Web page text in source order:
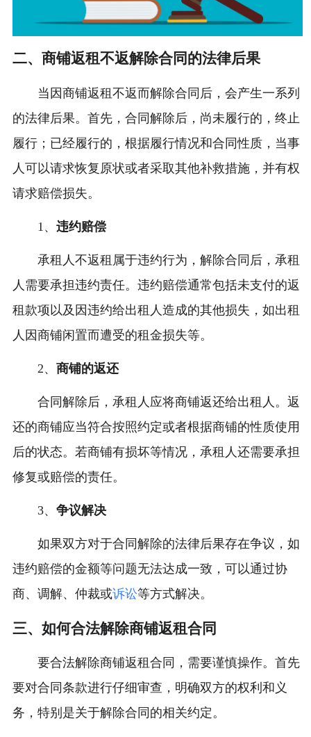
二、商铺返租不返解除合同的法律后果
当因商铺返租不返而解除合同后，会产生一系列
的法律后果。首先，合同解除后，尚未履行的，终止
履行；已经履行的，根据履行情况和合同性质，当事
人可以请求恢复原状或者采取其他补救措施，并有权
请求赔偿损失。
1、 违约赔偿
承租人不返租属于违约行为，解除合同后，承租
人需要承担违约责任。违约赔偿通常包括未支付的返
租款项以及因违约给出租人造成的其他损失，如出租
人因商铺闲置而遭受的租金损失等。
2、 商铺的返还
合同解除后，承租人应将商铺返还给出租人。返
还的商铺应当符合按照约定或者根据商铺的性质使用
后的状态。若商铺有损坏等情况，承租人还需要承担
修复或赔偿的责任。
3、 争议解决
如果双方对于合同解除的法律后果存在争议，如
违约赔偿的金额等问题无法达成一致，可以通过协
商、调解、仲裁或诉讼等方式解决。
三、如何合法解除商铺返租合同
要合法解除商铺返租合同，需要谨慎操作。首先
要对合同条款进行仔细审查，明确双方的权利和义
务，特别是关于解除合同的相关约定。